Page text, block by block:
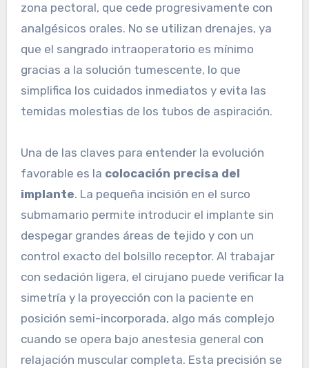
zona pectoral, que cede progresivamente con
analgésicos orales. No se utilizan drenajes, ya
que el sangrado intraoperatorio es mínimo
gracias a la solución tumescente, lo que
simplifica los cuidados inmediatos y evita las
temidas molestias de los tubos de aspiración.
Una de las claves para entender la evolución
favorable es la colocación precisa del
implante. La pequeña incisión en el surco
submamario permite introducir el implante sin
despegar grandes áreas de tejido y con un
control exacto del bolsillo receptor. Al trabajar
con sedación ligera, el cirujano puede verificar la
simetría y la proyección con la paciente en
posición semi-incorporada, algo más complejo
cuando se opera bajo anestesia general con
relajación muscular completa. Esta precisión se